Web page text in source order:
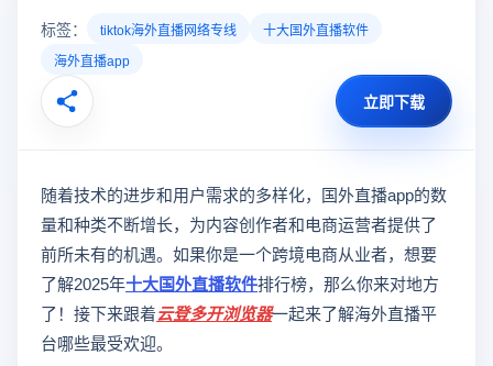
标签：
tiktok海外直播网络专线
十大国外直播软件
海外直播app
立即下载
随着技术的进步和用户需求的多样化，国外直播app的数
量和种类不断增长，为内容创作者和电商运营者提供了
前所未有的机遇。如果你是一个跨境电商从业者，想要
了解2025年十大国外直播软件排行榜，那么你来对地方
了！接下来跟着云登多开浏览器一起来了解海外直播平
台哪些最受欢迎。